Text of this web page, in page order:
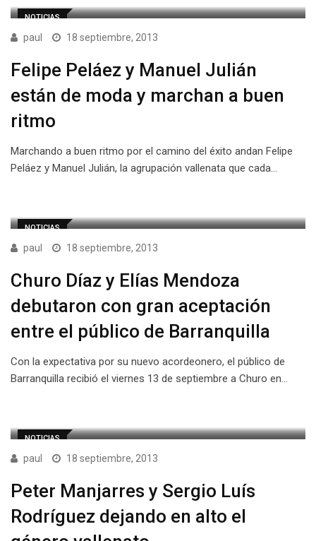
NOTICIAS
paul 18 septiembre, 2013
Felipe Peláez y Manuel Julián
están de moda y marchan a buen
ritmo
Marchando a buen ritmo por el camino del éxito andan Felipe
Peláez y Manuel Julián, la agrupación vallenata que cada…
NOTICIAS
paul 18 septiembre, 2013
Churo Díaz y Elías Mendoza
debutaron con gran aceptación
entre el público de Barranquilla
Con la expectativa por su nuevo acordeonero, el público de
Barranquilla recibió el viernes 13 de septiembre a Churo en…
NOTICIAS
paul 18 septiembre, 2013
Peter Manjarres y Sergio Luís
Rodríguez dejando en alto el